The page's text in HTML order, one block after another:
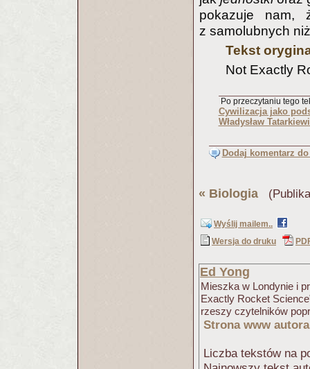
pokazuje nam,
z samolubnych
Tekst
Not Exactly
Po przeczytaniu tego
Cywilizacja jako
Władysław
Dodaj komentarz
« Biologia
Wyślij mailem..
Wersja do druku
Ed Yong
Mieszka w Londynie i
Exactly Rocket
rzeszy czytelników
Strona www autora
Liczba tekstów na